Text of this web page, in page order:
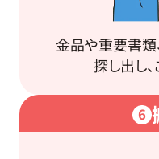
金品や重要書類
探し出し
6